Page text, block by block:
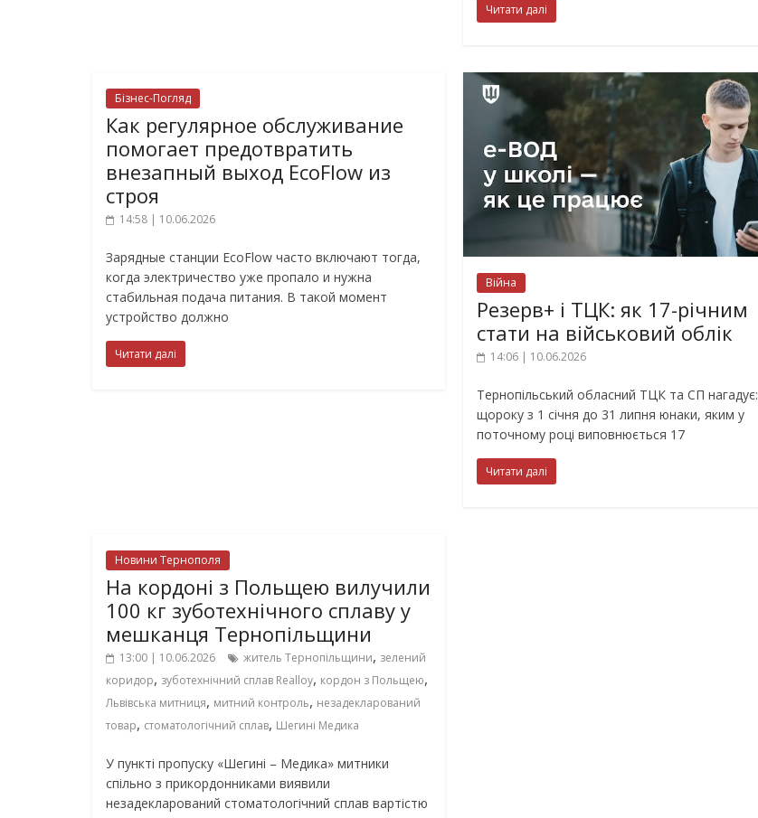
Читати далі
Бізнес-Погляд
Как регулярное обслуживание
помогает предотвратить
внезапный выход EcoFlow из
строя
14:58 | 10.06.2026
Зарядные станции EcoFlow часто включают тогда,
когда электричество уже пропало и нужна
стабильная подача питания. В такой момент
устройство должно
Читати далі
Війна
Резерв+ і ТЦК: як 17-річним
стати на військовий облік
14:06 | 10.06.2026
Тернопільський обласний ТЦК та СП нагадує:
щороку з 1 січня до 31 липня юнаки, яким у
поточному році виповнюється 17
Читати далі
Новини Тернополя
На кордоні з Польщею вилучили
100 кг зуботехнічного сплаву у
мешканця Тернопільщини
13:00 | 10.06.2026 житель Тернопільщини, зелений
коридор, зуботехнічний сплав Realloy, кордон з Польщею,
Львівська митниця, митний контроль, незадекларований
товар, стоматологічний сплав, Шегині Медика
У пункті пропуску «Шегині – Медика» митники
спільно з прикордонниками виявили
незадекларований стоматологічний сплав вартістю